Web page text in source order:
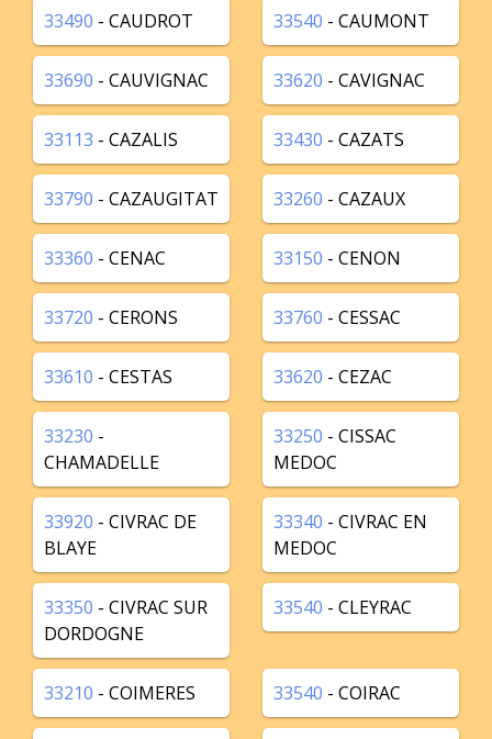
33490 - CAUDROT 33540 - CAUMONT
33690 - CAUVIGNAC 33620 - CAVIGNAC
33113 - CAZALIS 33430 - CAZATS
33790 - CAZAUGITAT 33260 - CAZAUX
33360 - CENAC 33150 - CENON
33720 - CERONS 33760 - CESSAC
33610 - CESTAS 33620 - CEZAC
33230 -
CHAMADELLE
33250 - CISSAC
MEDOC
33920 - CIVRAC DE
BLAYE
33340 - CIVRAC EN
MEDOC
33350 - CIVRAC SUR
DORDOGNE
33540 - CLEYRAC
33210 - COIMERES 33540 - COIRAC